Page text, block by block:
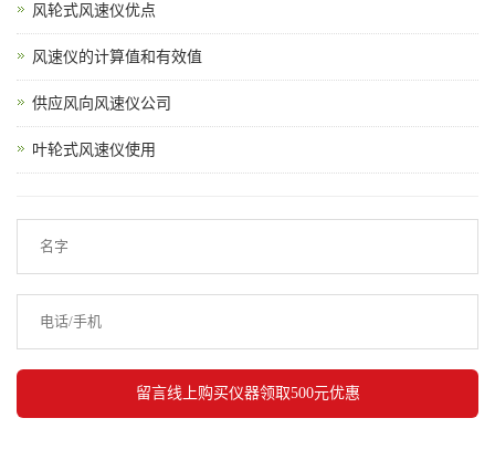
风轮式风速仪优点
风速仪的计算值和有效值
供应风向风速仪公司
叶轮式风速仪使用